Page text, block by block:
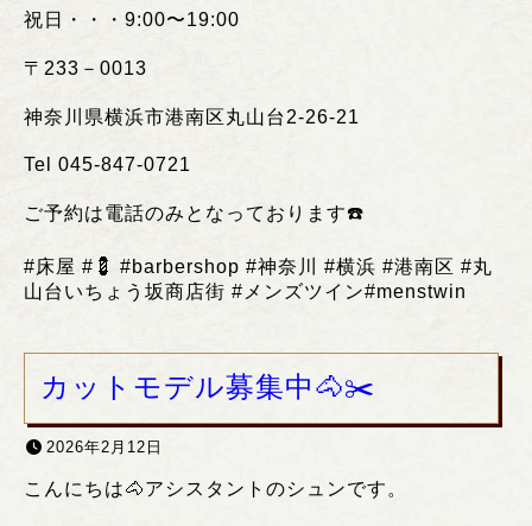
祝日・・・ 9:00〜19:00
〒 233 － 0013
神奈川県横浜市港南区丸山台 2-26-21
Tel 045-847-0721
ご予約は電話のみとなっております☎️
#床屋 #💈 #barbershop #神奈川 #横浜 #港南区 #丸
山台いちょう坂商店街 # メンズツイン#menstwin
カットモデル募集中🐴✂️
2026年2月12日
こんにちは🐴アシスタントのシュンです。